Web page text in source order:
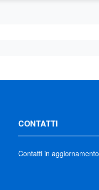
CONTATTI
Contatti in aggiornamento